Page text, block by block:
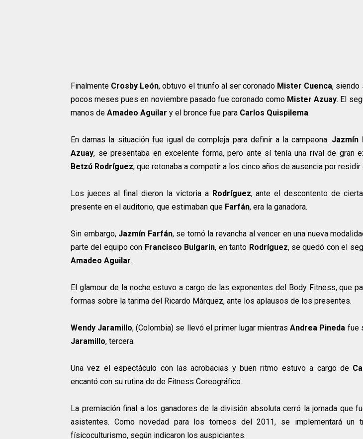
Finalmente Crosby León, obtuvo el triunfo al ser coronado Mister Cuenca, siendo
pocos meses pues en noviembre pasado fue coronado como Mister Azuay. El
manos de Amadeo Aguilar y el bronce fue para Carlos Quispilema.
En damas la situación fue igual de compleja para definir a la campeona. Jazmín
Azuay, se presentaba en excelente forma, pero ante sí tenía una rival de gran
Betzú Rodríguez, que retonaba a competir a los cinco años de ausencia por residir
Los jueces al final dieron la victoria a Rodríguez, ante el descontento de
presente en el auditorio, que estimaban que Farfán, era la ganadora.
Sin embargo, Jazmín Farfán, se tomó la revancha al vencer en una nueva
parte del equipo con Francisco Bulgarin, en tanto Rodríguez, se quedó con el
Amadeo Aguilar.
El glamour de la noche estuvo a cargo de las exponentes del Body Fitness, que
formas sobre la tarima del Ricardo Márquez, ante los aplausos de los presentes.
Wendy Jaramillo, (Colombia) se llevó el primer lugar mientrasAndrea Pineda fue
Jaramillo, tercera.
Una vez el espectáculo con las acrobacias y buen ritmo estuvo a cargo de
encantó con su rutina de de Fitness Coreográfico.
La premiación final a los ganadores de la división absoluta cerró la jornada que
asistentes. Como novedad para los torneos del 2011, se implementará un
físicoculturismo, según indicaron los auspiciantes.